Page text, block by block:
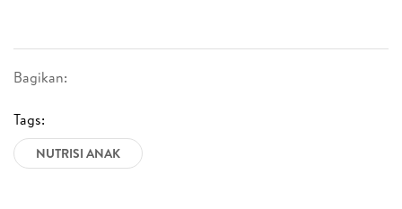
Bagikan:
Tags:
NUTRISI ANAK